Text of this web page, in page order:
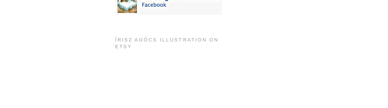
ÍRISZ AGÓCS ILLUSTRATION ON
ETSY